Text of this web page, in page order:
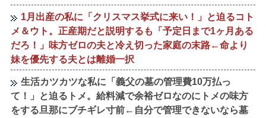
1月出産の私に「クリスマス挙式に来い！」と迫るコト
メ＆ウト。正産期だと説明するも「予定日まで1ヶ月ある
だろ！」味方ゼロの夫と冷え切った家庭の末路←命より
妹を優先する夫とは離婚一択
生活カツカツな私に「義父の墓の管理費10万払っ
て！」と迫るトメ。給料減で余裕ゼロなのにトメの味方
をする旦那にブチギレ寸前←自分で管理できないなら墓